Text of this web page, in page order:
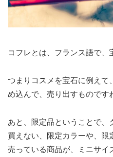
コフレとは、フランス語で、
つまりコスメを宝石に例えて
め込んで、売り出すものです
あと、限定品ということで、
買えない、限定カラーや、限
売っている商品が、ミニサイ